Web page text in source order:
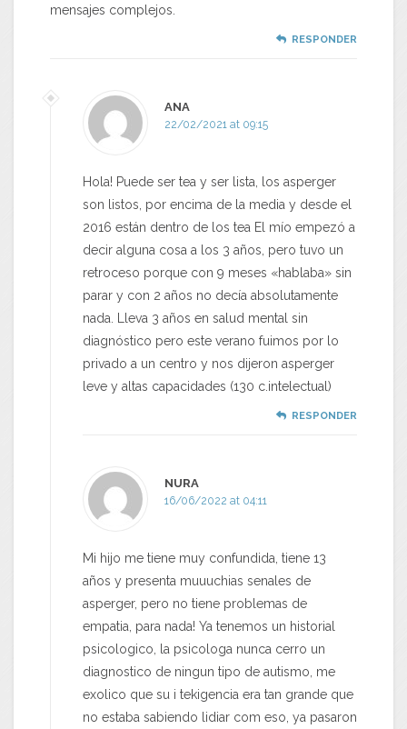
mensajes complejos.
RESPONDER
ANA
22/02/2021 at 09:15
Hola! Puede ser tea y ser lista, los asperger
son listos, por encima de la media y desde el
2016 están dentro de los tea El mío empezó a
decir alguna cosa a los 3 años, pero tuvo un
retroceso porque con 9 meses «hablaba» sin
parar y con 2 años no decía absolutamente
nada. Lleva 3 años en salud mental sin
diagnóstico pero este verano fuimos por lo
privado a un centro y nos dijeron asperger
leve y altas capacidades (130 c.intelectual)
RESPONDER
NURA
16/06/2022 at 04:11
Mi hijo me tiene muy confundida, tiene 13
años y presenta muuuchias senales de
asperger, pero no tiene problemas de
empatia, para nada! Ya tenemos un historial
psicologico, la psicologa nunca cerro un
diagnostico de ningun tipo de autismo, me
exolico que su i tekigencia era tan grande que
no estaba sabiendo lidiar com eso, ya pasaron